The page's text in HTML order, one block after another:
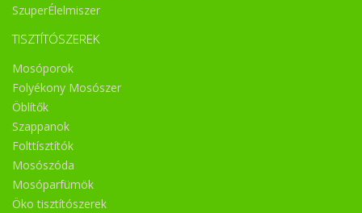
SzuperÉlelmiszer
TISZTÍTÓSZEREK
Mosóporok
Folyékony Mosószer
Öblítők
Szappanok
Folttísztítók
Mosószóda
Mosóparfümök
Öko tisztítószerek